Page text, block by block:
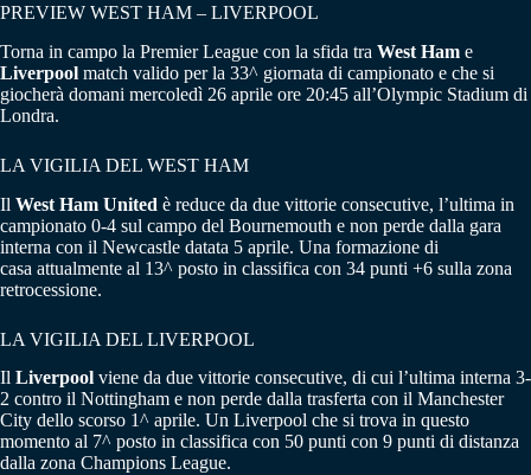
PREVIEW WEST HAM – LIVERPOOL
Torna in campo la Premier League con la sfida tra West Ham e
Liverpool match valido per la 33^ giornata di campionato e che si
giocherà domani mercoledì 26 aprile ore 20:45 all’Olympic Stadium di
Londra.
LA VIGILIA DEL WEST HAM
Il West Ham United è reduce da due vittorie consecutive, l’ultima in
campionato 0-4 sul campo del Bournemouth e non perde dalla gara
interna con il Newcastle datata 5 aprile. Una formazione di
casa attualmente al 13^ posto in classifica con 34 punti +6 sulla zona
retrocessione.
LA VIGILIA DEL LIVERPOOL
Il Liverpool viene da due vittorie consecutive, di cui l’ultima interna 3-
2 contro il Nottingham e non perde dalla trasferta con il Manchester
City dello scorso 1^ aprile. Un Liverpool che si trova in questo
momento al 7^ posto in classifica con 50 punti con 9 punti di distanza
dalla zona Champions League.